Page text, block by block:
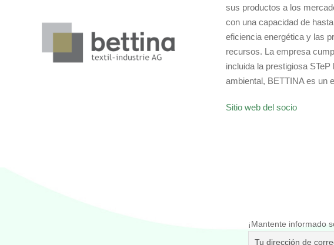
sus productos a los
con una capacidad de
eficiencia energética y las
recursos. La empresa
incluida la prestigiosa
ambiental, BETTINA es un
Sitio web del socio
¡Mantente informado